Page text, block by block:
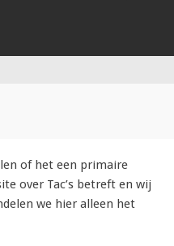
of het een primaire
over Tac’s betreft en wij
we hier alleen het